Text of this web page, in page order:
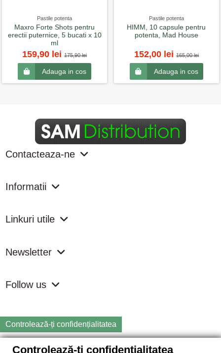
Pastile potenta
Maxro Forte Shots pentru
erectii puternice, 5 bucati x 10
ml
159,90 lei175,90 lei
Adauga in cos
Pastile potenta
HIMM, 10 capsule pentru
potenta, Mad House
152,00 lei165,00 lei
Adauga in cos
Contacteaza-ne
Informatii
Linkuri utile
Newsletter
Follow us
Controlează-ți confidențialitatea
Copyright 2026 samdistribution.ro - Magazin online cu Produse
Controlează-ți confidențialitatea